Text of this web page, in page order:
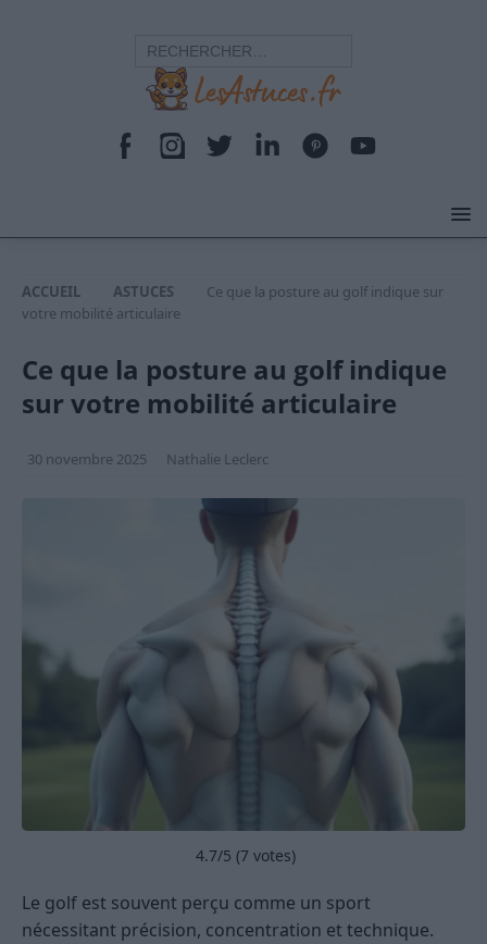
ACCUEIL ASTUCES
Ce que la posture au golf indique sur
votre mobilité articulaire
Ce que la posture au golf indique
sur votre mobilité articulaire
30 novembre 2025 Nathalie Leclerc
4.7/5 (7 votes)
Le golf est souvent perçu comme un sport
nécessitant précision, concentration et technique.